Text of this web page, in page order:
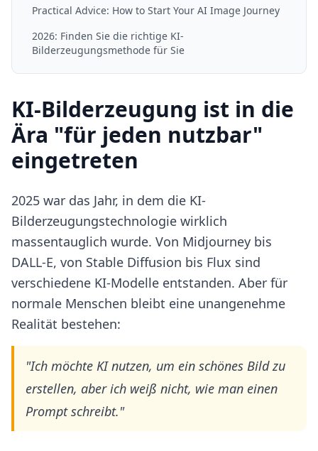
Practical Advice: How to Start Your AI Image Journey
2026: Finden Sie die richtige KI-
Bilderzeugungsmethode für Sie
KI-Bilderzeugung ist in die
Ära "für jeden nutzbar"
eingetreten
2025 war das Jahr, in dem die KI-
Bilderzeugungstechnologie wirklich
massentauglich wurde. Von Midjourney bis
DALL-E, von Stable Diffusion bis Flux sind
verschiedene KI-Modelle entstanden. Aber für
normale Menschen bleibt eine unangenehme
Realität bestehen:
"Ich möchte KI nutzen, um ein schönes Bild zu
erstellen, aber ich weiß nicht, wie man einen
Prompt schreibt."